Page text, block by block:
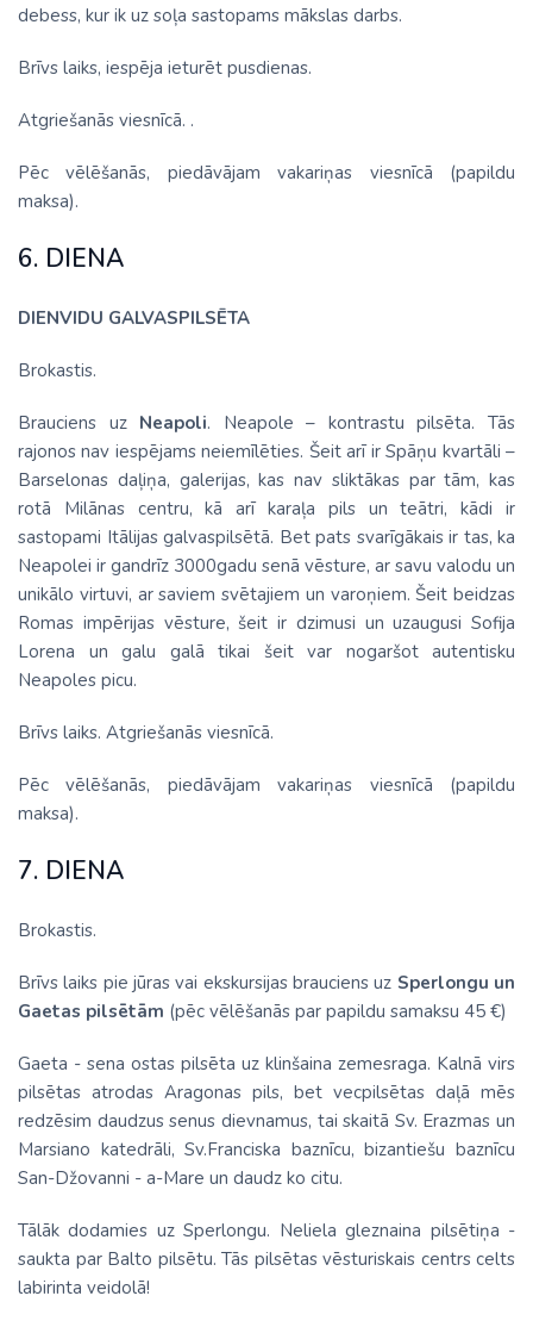
debess, kur ik uz soļa sastopams mākslas darbs.
Brīvs laiks, iespēja ieturēt pusdienas.
Atgriešanās viesnīcā. .
Pēc vēlēšanās, piedāvājam vakariņas viesnīcā (papildu
maksa).
6. DIENA
DIENVIDU GALVASPILSĒTA
Brokastis.
Brauciens uzNeapoli. Neapole – kontrastu pilsēta. Tās
rajonos nav iespējams neiemīlēties. Šeit arī ir Spāņu kvartāli –
Barselonas daļiņa, galerijas, kas nav sliktākas par tām, kas
rotā Milānas centru, kā arī karaļa pils un teātri, kādi ir
sastopami Itālijas galvaspilsētā. Bet pats svarīgākais ir tas, ka
Neapolei ir gandrīz 3000gadu senā vēsture, ar savu valodu un
unikālo virtuvi, ar saviem svētajiem un varoņiem. Šeit beidzas
Romas impērijas vēsture, šeit ir dzimusi un uzaugusi Sofija
Lorena un galu galā tikai šeit var nogaršot autentisku
Neapoles picu.
Brīvs laiks. Atgriešanās viesnīcā.
Pēc vēlēšanās, piedāvājam vakariņas viesnīcā (papildu
maksa).
7. DIENA
Brokastis.
Brīvs laiks pie jūras vai ekskursijas brauciens uz Sperlongu un
Gaetas pilsētām (pēc vēlēšanās par papildu samaksu 45 €)
Gaeta - sena ostas pilsēta uz klinšaina zemesraga. Kalnā virs
pilsētas atrodas Aragonas pils, bet vecpilsētas daļā mēs
redzēsim daudzus senus dievnamus, tai skaitā Sv. Erazmas un
Marsiano katedrāli, Sv.Franciska baznīcu, bizantiešu baznīcu
San-Džovanni - a-Mare un daudz ko citu.
Tālāk dodamies uz Sperlongu. Neliela gleznaina pilsētiņa -
saukta par Balto pilsētu. Tās pilsētas vēsturiskais centrs celts
labirinta veidolā!